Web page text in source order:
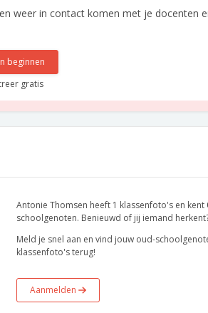
weer in contact komen met je docenten
beginnen
gratis
Antonie Thomsen heeft 1 klassenfoto's en kent
schoolgenoten. Benieuwd of jij iemand
Meld je snel aan en vind jouw oud-
klassenfoto's terug!
Aanmelden